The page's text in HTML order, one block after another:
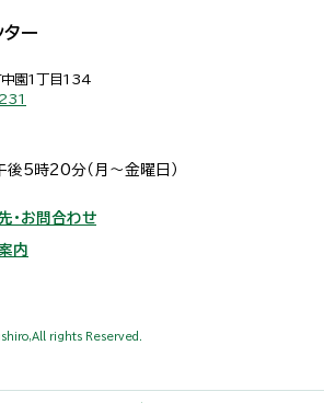
ー
中園1丁目134
5時20分（月～金曜日）
・お問合わせ
内
rights Reserved.